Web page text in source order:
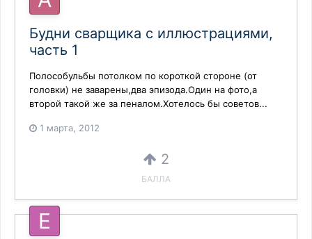
Будни сварщика с иллюстрациями,
часть 1
Полособульбы потолком по короткой стороне (от
головки) не заварены,два эпизода.Один на фото,а
второй такой же за пеналом.Хотелось бы советов...
1 марта, 2012
2
БАЛЛА